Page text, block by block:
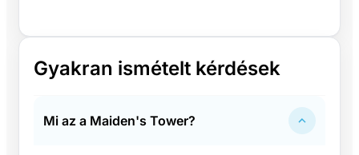
Gyakran ismételt kérdések
Mi az a Maiden's Tower?